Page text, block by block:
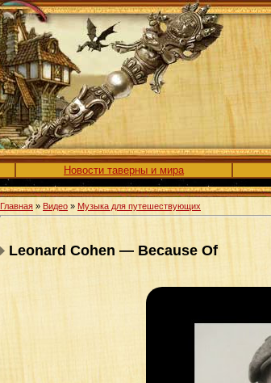
Новости таверны и мира
Главная » Видео » Музыка для путешествующих
Leonard Cohen — Because Of